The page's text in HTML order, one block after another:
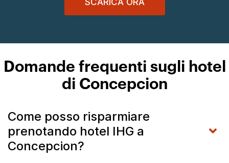
Domande frequenti sugli hotel
di Concepcion
Come posso risparmiare
prenotando hotel IHG a
Concepcion?